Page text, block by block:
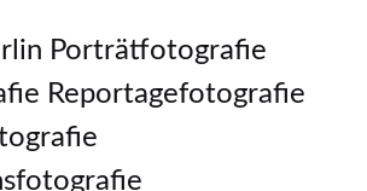
Porträtfotografie
Reportagefotografie